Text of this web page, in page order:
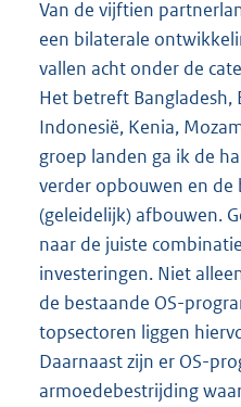
Van de vijftien
een bilaterale
vallen acht onder de
Het betreft Bangladesh,
Indonesië, Kenia,
groep landen ga ik de
verder opbouwen en
(geleidelijk) afbouwen.
naar de juiste
investeringen. Niet
de bestaande OS-
topsectoren liggen
Daarnaast zijn er OS-
armoedebestrijding